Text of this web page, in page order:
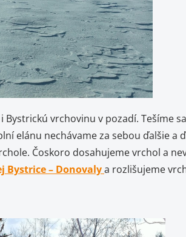
vrchovinu v pozadí. Tešíme
elánu nechávame za sebou ďalšie a
Čoskoro dosahujeme vrchol a
Bystrice – Donovalya rozlišujeme